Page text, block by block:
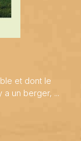
et dont le
a un berger, ...